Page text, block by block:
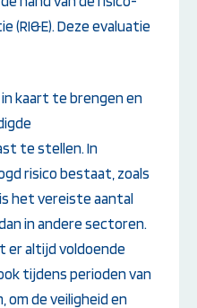
(RI&E). Deze evaluatie
kaart te brengen en
te stellen. In
risico bestaat, zoals
het vereiste aantal
in andere sectoren.
er altijd voldoende
tijdens perioden van
de veiligheid en